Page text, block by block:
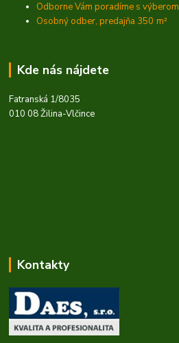
Odborne Vám poradíme s výberom
Osobný odber, predajňa 350 m²
Kde nás nájdete
Fatranská 1/8035
010 08 Žilina-Vlčince
Kontakty